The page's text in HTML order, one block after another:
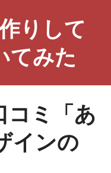
りして
てみた
コミ「あ
インの